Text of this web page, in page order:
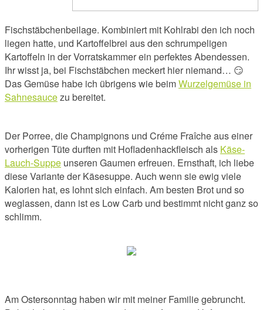
Fischstäbchenbeilage. Kombiniert mit Kohlrabi den ich noch
liegen hatte, und Kartoffelbrei aus den schrumpeligen
Kartoffeln in der Vorratskammer ein perfektes Abendessen.
Ihr wisst ja, bei Fischstäbchen meckert hier niemand… 😏
Das Gemüse habe ich übrigens wie beimWurzelgemüse in
Sahnesaucezu bereitet.
Der Porree, die Champignons und Créme Fraîche aus einer
vorherigen Tüte durften mit Hofladenhackfleisch als Käse-
Lauch-Suppe unseren Gaumen erfreuen. Ernsthaft, ich liebe
diese Variante der Käsesuppe. Auch wenn sie ewig viele
Kalorien hat, es lohnt sich einfach. Am besten Brot und so
weglassen, dann ist es Low Carb und bestimmt nicht ganz so
schlimm.
Am Ostersonntag haben wir mit meiner Familie gebruncht.